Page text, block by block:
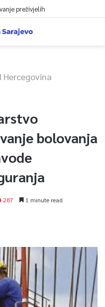
preživjelih
Hercegovina
bolovanja
287 1 minute read